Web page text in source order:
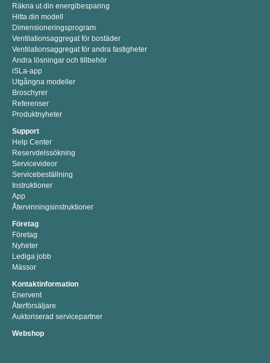
Räkna ut din energibesparing
Hitta din modell
Dimensioneringsprogram
Ventilationsaggregat för bostäder
Ventilationsaggregat för andra fastigheter
Andra lösningar och tillbehör
iSLa-app
Utgångna modeller
Broschyrer
Referenser
Produktnyheter
Support
Help Center
Reservdelssökning
Servicevideor
Servicebeställning
Instruktioner
App
Återvinningsinstruktioner
Företag
Företag
Nyheter
Lediga jobb
Mässor
Kontaktinformation
Enervent
Återförsäljare
Auktoriserad servicepartner
Webshop